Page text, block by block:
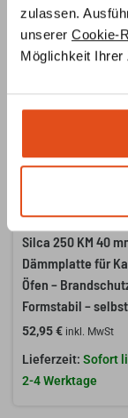
zulassen.
unserer Cookie-
Möglichkeit Ihrer
Ähnliche
Silca 250 KM 40
Dämmplatte für
Öfen –
Formstabil –
52,95€ inkl. MwSt
Sofort
2-4 Werktage